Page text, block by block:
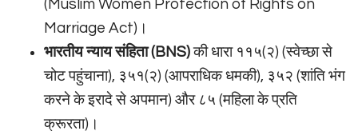
(Muslim Women Protection of Rights on
Marriage Act)।
भारतीय न्याय संहिता (BNS)की धारा ११५(२) (स्वेच्छा से
चोट पहुंचाना), ३५१(२) (आपराधिक धमकी), ३५२ (शांति भंग
करने के इरादे से अपमान) और ८५ (महिला के प्रति
क्रूरता)।